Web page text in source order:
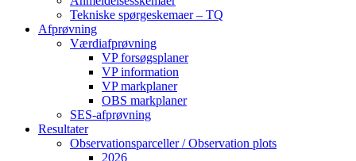
Tekniske spørgeskemaer – TQ
Afprøvning
Værdiafprøvning
VP forsøgsplaner
VP information
VP markplaner
OBS markplaner
SES-afprøvning
Resultater
Observationsparceller / Observation plots
2026